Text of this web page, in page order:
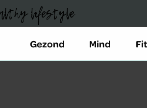
lifestyle
Gezond Mind Fit